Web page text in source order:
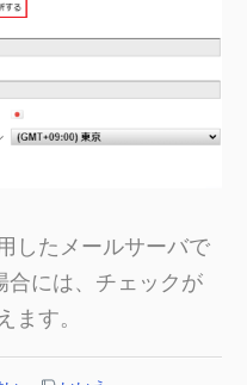
したメールサーバで
合には、チェックが
ます。